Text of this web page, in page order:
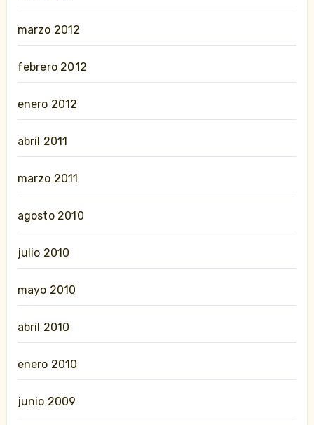
marzo 2012
febrero 2012
enero 2012
abril 2011
marzo 2011
agosto 2010
julio 2010
mayo 2010
abril 2010
enero 2010
junio 2009